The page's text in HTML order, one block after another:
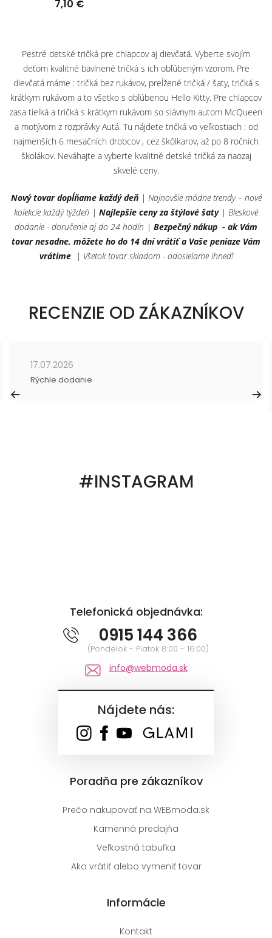
7,10 €
Pestré detské tričká pre chlapcov aj dievčatá. Vyberte svojím
deťom kvalitné bavlnené tričká s ich obľúbeným vzorom. Pre
dievčatá máme : tričká bez rukávov, preĺžené tričká / šaty, tričká s
krátkym rukávom a to všetko s obľúbenou Hello Kitty. Pre chlapcov
zasa tielká a tričká s krátkym rukávom so slávnym autom McQueen
a motývom z rozprávky Autá. Tu nájdete tričká vo veľkostiach : od
najmenších 6 mesačních drobcov , cez škôlkarov, až po 8 ročních
školákov. Neváhajte a vyberte kvalitné detské tričká za naozaj
skvelé ceny.
Nový tovar dopĺňame každý deň | Najnovšie módne trendy – nové
kolekcie každý týždeň | Najlepšie ceny za štýlové šaty| Bleskové
dodanie - doručenie aj do 24 hodín | Bezpečný nákup - ak Vám
tovar nesadne, môžete ho do 14 dní vrátiť a Vaše peniaze Vám
vrátime
| Všetok tovar skladom - odosielame ihneď!
RECENZIE OD ZÁKAZNÍKOV
17.07.2026
Rýchle dodanie
#INSTAGRAM
Telefonická objednávka:
0915 144 366
(Pondelok - Piatok 8:00 - 16:00)
info@webmoda.sk
Nájdete nás:
Poradňa pre zákazníkov
Prečo nakupovať na WEBmoda.sk
Kamenná predajňa
Veľkostná tabuľka
Ako vrátiť alebo vymeniť tovar
Informácie
Kontakt